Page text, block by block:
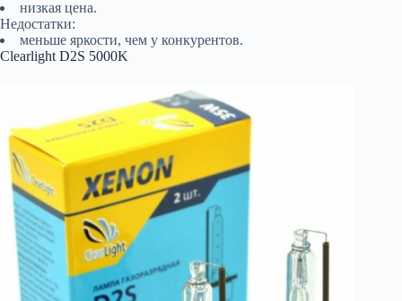
низкая цена.
Недостатки:
меньше яркости, чем у конкурентов.
Clearlight D2S 5000K